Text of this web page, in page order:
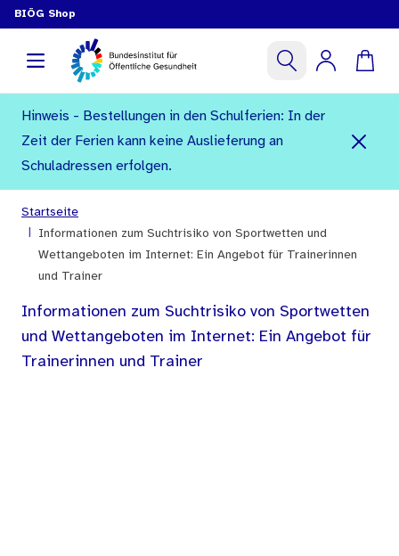
BIÖG Shop
Hinweis - Bestellungen in den Schulferien: In der
Zeit der Ferien kann keine Auslieferung an
Schuladressen erfolgen.
Startseite
Informationen zum Suchtrisiko von Sportwetten und
Wettangeboten im Internet: Ein Angebot für Trainerinnen
und Trainer
Informationen zum Suchtrisiko von Sportwetten
und Wettangeboten im Internet: Ein Angebot für
Trainerinnen und Trainer